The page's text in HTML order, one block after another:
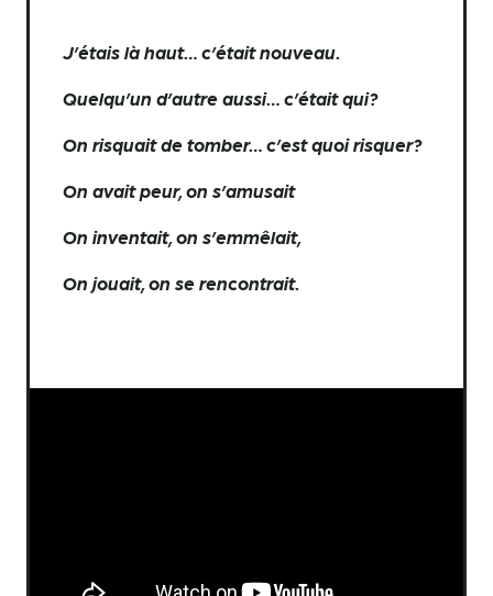
J’étais là haut… c’était nouveau.
Quelqu’un d’autre aussi… c’était qui?
On risquait de tomber… c’est quoi risquer?
On avait peur, on s’amusait
On inventait, on s’emmêlait,
On jouait, on se rencontrait.